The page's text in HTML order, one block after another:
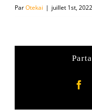
ParOtekai | juillet 1st, 2022